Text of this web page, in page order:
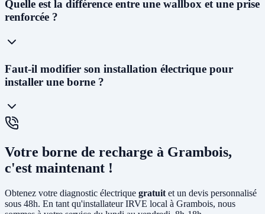
Vedène
. Nous pouvons vous proposer un diagnostic électrique dans
les48 à 72h et planifier l'installation généralement dans la semaine
Quelle est la différence entre une wallbox et une prise
renforcée ?
Laprise renforcée (Green'Up)délivre 3,2kW et permet de
recharger un véhicule en 12 à 20h. C'est la solution la plus
économique. La wallbox (7kW à 22kW) est beaucoup plus rapide
smartphone, et obligatoire pour certains types de véhicules. C'est la
solution recommandée pour un usage quotidien.
Faut-il modifier son installation électrique pour
installer une borne ?
Cela dépend de votre installation existante. Dans la plupart des
depuis le tableau électrique et poser un disjoncteur différentiel
spécifique. Si votre abonnement est trop faible, il peut être
nécessaire d'augmenter la puissance souscrite
Votre borne de recharge à Grambois,
c'est maintenant !
Obtenez votre diagnostic électrique gratuit et un devis personnalisé
sous 48h. En tant qu'installateur IRVE local à Grambois, nous